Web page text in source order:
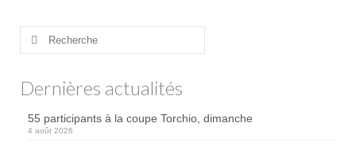
Compétitions
Compétitions 2026
Inscriptions
Départs
Rechercher
Dernières actualités
55 participants à la coupe Torchio, dimanche
4 août 2026